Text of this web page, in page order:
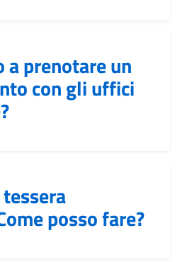
a prenotare un
con gli uffici
posso fare?